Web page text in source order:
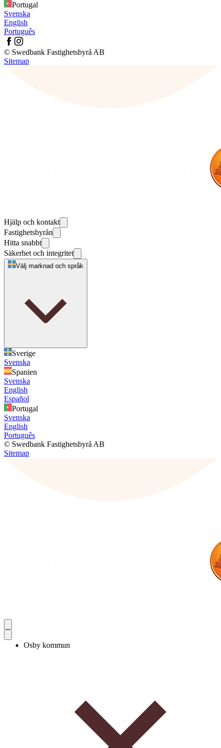
Portugal
Svenska
English
Português
© Swedbank Fastighetsbyrå AB
Sitemap
Hjälp och kontakt
Fastighetsbyrån
Hitta snabbt
Säkerhet och integritet
Välj marknad och språk
Sverige
Svenska
Spanien
Svenska
English
Español
Portugal
Svenska
English
Português
© Swedbank Fastighetsbyrå AB
Sitemap
Osby kommun